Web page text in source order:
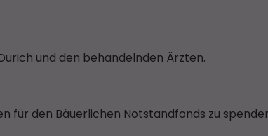
und den behandelnden Ärzten.
für den Bäuerlichen Notstandfonds zu